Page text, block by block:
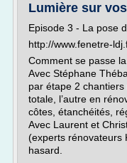
Lumière sur
Episode 3 - La pose
http://www.fenetre-
Comment se passe
Avec Stéphane
par étape 2 chantiers
totale, l’autre en
côtes, étanchéités,
Avec Laurent et
(experts rénovateurs
hasard.